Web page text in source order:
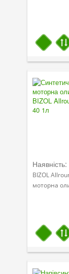
Наявність:
BIZOL
моторна